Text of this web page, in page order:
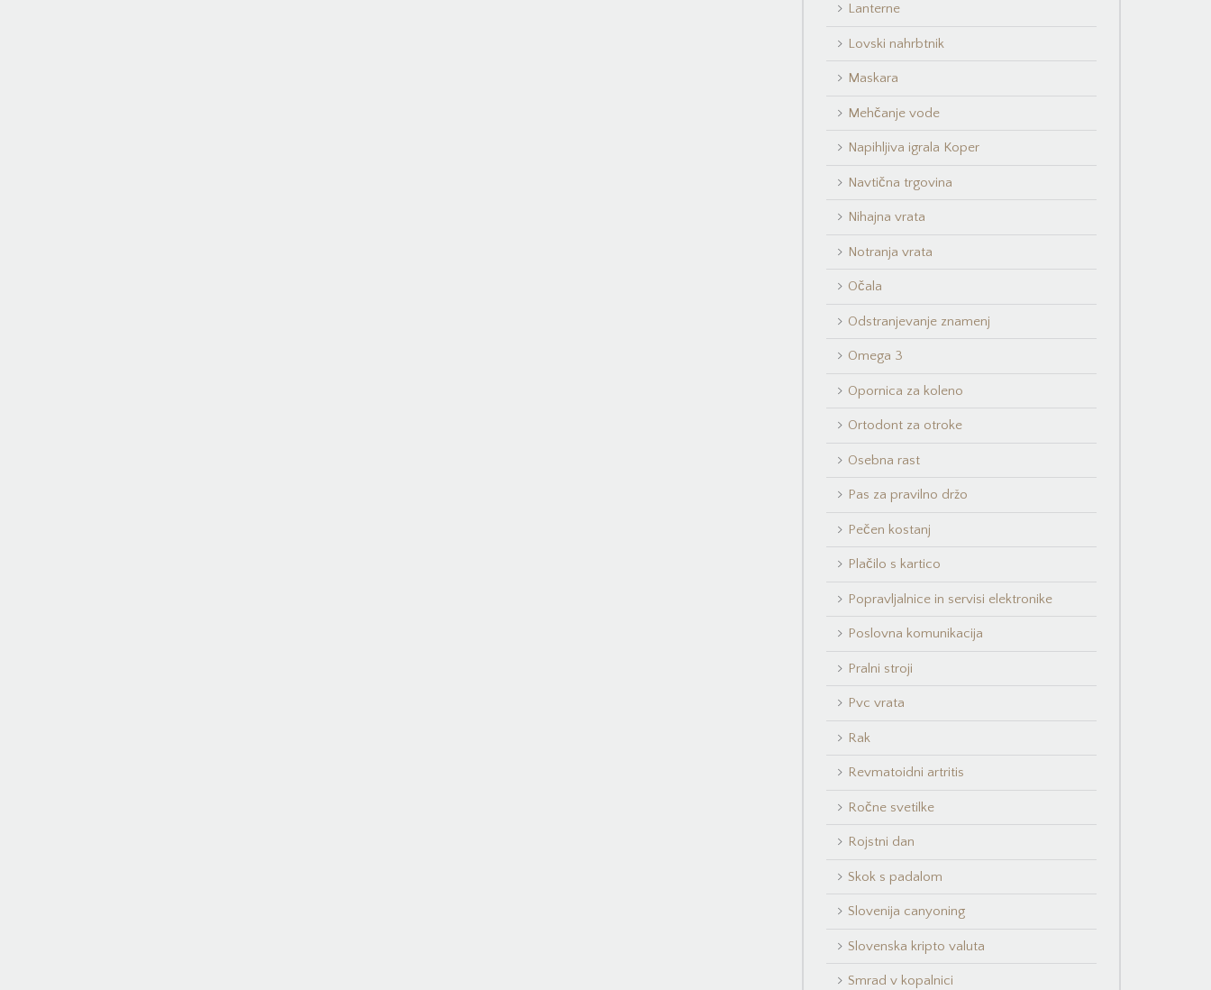
Lanterne
Lovski nahrbtnik
Maskara
Mehčanje vode
Napihljiva igrala Koper
Navtična trgovina
Nihajna vrata
Notranja vrata
Očala
Odstranjevanje znamenj
Omega 3
Opornica za koleno
Ortodont za otroke
Osebna rast
Pas za pravilno držo
Pečen kostanj
Plačilo s kartico
Popravljalnice in servisi elektronike
Poslovna komunikacija
Pralni stroji
Pvc vrata
Rak
Revmatoidni artritis
Ročne svetilke
Rojstni dan
Skok s padalom
Slovenija canyoning
Slovenska kripto valuta
Smrad v kopalnici